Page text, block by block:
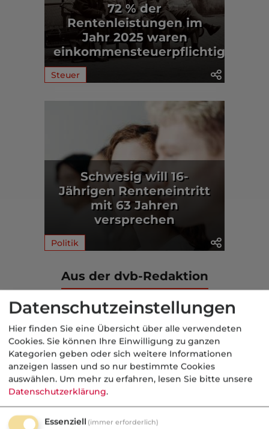
72 % der
Rentenleistungen im
Jahr 2025 waren
einkommensteuerpflichtig
Steuer
Schwesig will 16-
Jährigen Renteneintritt
mit 63 Jahren
versprechen
Politik
Aus der dvb-Redaktion
geförderte AV
Nachrichten
Altersvorsorgedepot:
Bedrohung oder Chance für
Vermittler?
AVD ab 2027: Bedrohung oder
Datenschutzeinstellungen
Hier finden Sie eine Übersicht über alle verwendeten
Cookies. Sie können Ihre Einwilligung zu ganzen
Kategorien geben oder sich weitere Informationen
anzeigen lassen und so nur bestimmte Cookies
auswählen. Um mehr zu erfahren, lesen Sie bitte unsere
Datenschutzerklärung.
Essenziell (immer erforderlich)